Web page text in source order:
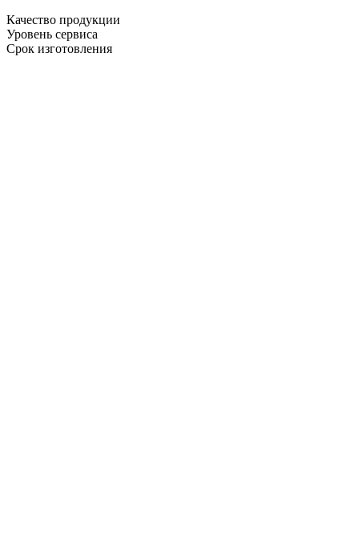
Качество продукции
Уровень сервиса
Срок изготовления